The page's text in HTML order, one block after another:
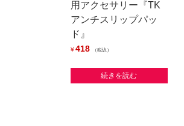
用アクセサリー『TK
アンチスリップパッ
ド』
¥418 税込
続きを読む